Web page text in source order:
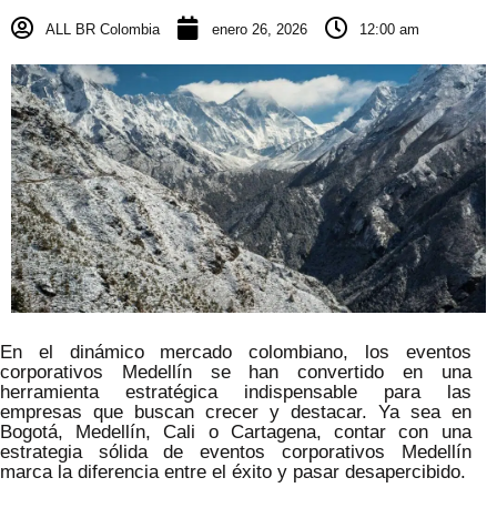
ALL BR Colombia enero 26, 2026 12:00 am
En el dinámico mercado colombiano, los eventos
corporativos Medellín se han convertido en una
herramienta estratégica indispensable para las
empresas que buscan crecer y destacar. Ya sea en
Bogotá, Medellín, Cali o Cartagena, contar con una
estrategia sólida de eventos corporativos Medellín
marca la diferencia entre el éxito y pasar desapercibido.